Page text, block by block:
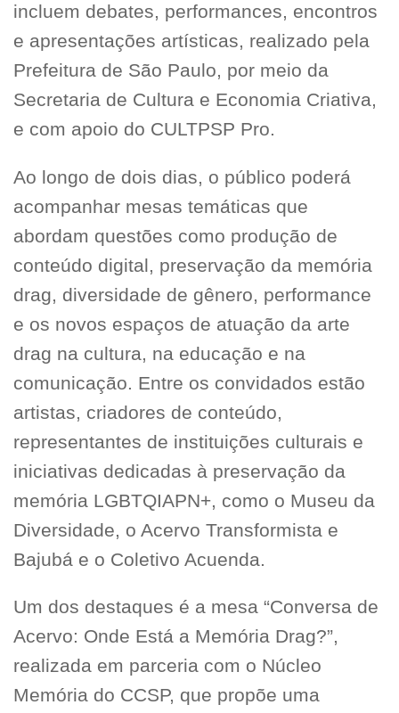
incluem debates, performances, encontros
e apresentações artísticas, realizado pela
Prefeitura de São Paulo, por meio da
Secretaria de Cultura e Economia Criativa,
e com apoio do CULTPSP Pro.
Ao longo de dois dias, o público poderá
acompanhar mesas temáticas que
abordam questões como produção de
conteúdo digital, preservação da memória
drag, diversidade de gênero, performance
e os novos espaços de atuação da arte
drag na cultura, na educação e na
comunicação. Entre os convidados estão
artistas, criadores de conteúdo,
representantes de instituições culturais e
iniciativas dedicadas à preservação da
memória LGBTQIAPN+, como o Museu da
Diversidade, o Acervo Transformista e
Bajubá e o Coletivo Acuenda.
Um dos destaques é a mesa “Conversa de
Acervo: Onde Está a Memória Drag?”,
realizada em parceria com o Núcleo
Memória do CCSP, que propõe uma